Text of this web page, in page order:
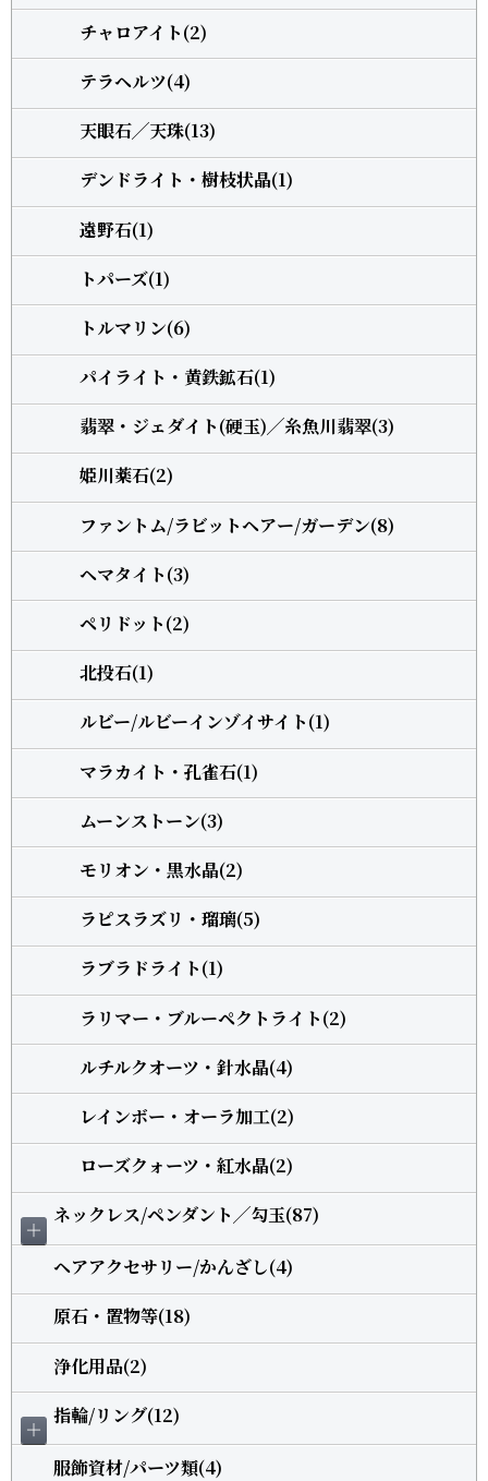
チャロアイト(2)
テラヘルツ(4)
天眼石╱天珠(13)
デンドライト・樹枝状晶(1)
遠野石(1)
トパーズ(1)
トルマリン(6)
パイライト・黄鉄鉱石(1)
翡翠・ジェダイト(硬玉)╱糸魚川翡翠(3)
姫川薬石(2)
ファントム/ラビットヘアー/ガーデン(8)
ヘマタイト(3)
ペリドット(2)
北投石(1)
ルビー/ルビーインゾイサイト(1)
マラカイト・孔雀石(1)
ムーンストーン(3)
モリオン・黒水晶(2)
ラピスラズリ・瑠璃(5)
ラブラドライト(1)
ラリマー・ブルーペクトライト(2)
ルチルクオーツ・針水晶(4)
レインボー・オーラ加工(2)
ローズクォーツ・紅水晶(2)
＋
ネックレス/ペンダント╱勾玉(87)
ヘアアクセサリー/かんざし(4)
原石・置物等(18)
浄化用品(2)
＋
指輪/リング(12)
服飾資材/パーツ類(4)